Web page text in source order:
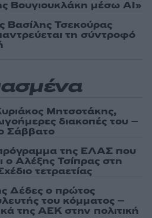
Βουγιουκλάκη μέσω AI»
Βασίλης Τσεκούρας
τη σύντροφό
Μητσοτάκης,
διακοπές του –
Σάββατο
της ΕΛΑΣ που
ο Αλέξης Τσίπρας στη
τετραετίας
Δέδες ο πρώτος
του κόμματος –
της ΑΕΚ στην πολιτική